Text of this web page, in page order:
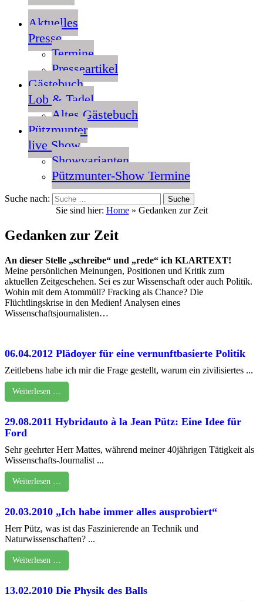
Aktuelles
Presse
Termine
Presseartikel
Gästebuch
Lob & Tadel
Altes Gästebuch
Pützmunter
live Show
Showvarianten
Pützmunter-Show Termine
Suche nach:
Sie sind hier: Home» Gedanken zur Zeit
Gedanken zur Zeit
An dieser Stelle „schreibe“ und „rede“ ich KLARTEXT!
Meine persönlichen Meinungen, Positionen und Kritik zum
aktuellen Zeitgeschehen. Sei es zur Wissenschaft oder auch Politik.
Wohin mit dem Atommüll? Fracking als Chance? Die
Flüchtlingskrise in den Medien! Analysen eines
Wissenschaftsjournalisten…
06.04.2012 Plädoyer für eine vernunftbasierte Politik
Zeitlebens habe ich mir die Frage gestellt, warum ein zivilisiertes ...
Weiterlesen …
29.08.2011 Hybridauto à la Jean Pütz: Eine Idee für
Ford
Sehr geehrter Herr Mattes, während meiner 40jährigen Tätigkeit als
Wissenschafts-Journalist ...
Weiterlesen …
20.03.2010 „Ich habe immer alles ausprobiert“
Herr Pütz, was ist das Faszinierende an Technik und
Naturwissenschaften? ...
Weiterlesen …
13.02.2010 Die Physik des Balls